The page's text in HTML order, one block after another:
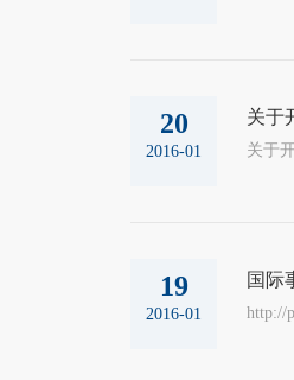
20
2016-01
关于
19
2016-01
国际
http://